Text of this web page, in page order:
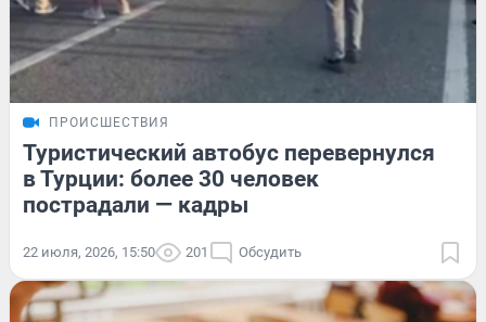
ПРОИСШЕСТВИЯ
Туристический автобус перевернулся
в Турции: более 30 человек
пострадали — кадры
22 июля, 2026, 15:50 201 Обсудить